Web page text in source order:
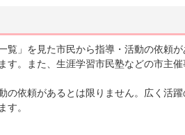
覧」を見た市民から指導・活動の依頼
す。また、生涯学習市民塾などの市主
の依頼があるとは限りません。広く活
す。